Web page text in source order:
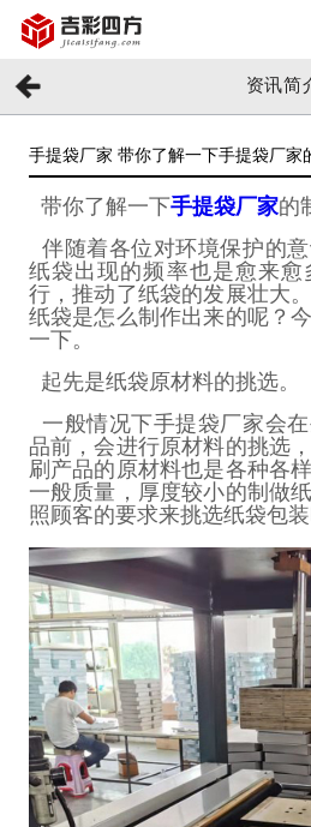
资讯简
手提袋厂家 带你了解一下手提袋厂家
厂家
带你了解一下手提袋厂家的
伴随着各位对环境保护的
纸袋出现的频率也是愈来愈
行，推动了纸袋的发展壮大
纸袋是怎么制作出来的呢？
一下。
起先是纸袋原材料的挑选。
一般情况下手提袋厂家会
品前，会进行原材料的挑选
刷产品的原材料也是各种各
一般质量，厚度较小的制做
照顾客的要求来挑选纸袋包